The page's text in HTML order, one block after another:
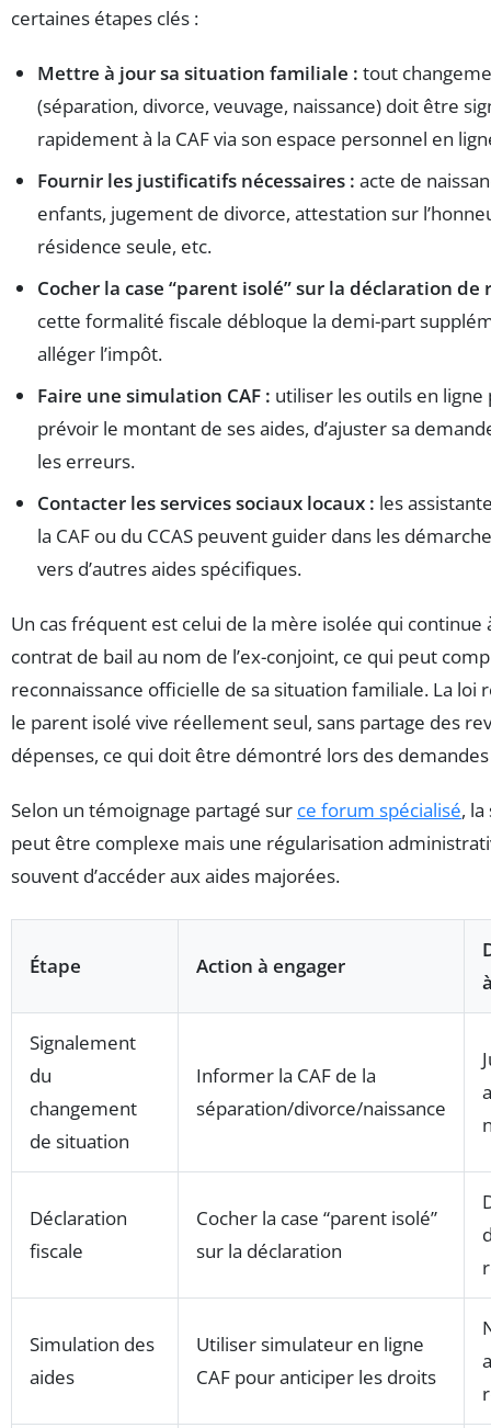
certaines étapes clés :
Mettre à jour sa situation familiale : tout
(séparation, divorce, veuvage, naissance) doit être
rapidement à la CAF via son espace personnel en
Fournir les justificatifs nécessaires : acte de
enfants, jugement de divorce, attestation sur
résidence seule, etc.
Cocher la case “parent isolé” sur la déclaration de
cette formalité fiscale débloque la demi-part
alléger l’impôt.
Faire une simulation CAF : utiliser les outils en
prévoir le montant de ses aides, d’ajuster sa
les erreurs.
Contacter les services sociaux locaux : les
la CAF ou du CCAS peuvent guider dans les
vers d’autres aides spécifiques.
Un cas fréquent est celui de la mère isolée qui continue
contrat de bail au nom de l’ex-conjoint, ce qui peut
reconnaissance officielle de sa situation familiale. La loi
le parent isolé vive réellement seul, sans partage des
dépenses, ce qui doit être démontré lors des demandes
Selon un témoignage partagé sur ce forum spécialisé,
peut être complexe mais une régularisation
souvent d’accéder aux aides majorées.
Étape Action à engager
Signalement
du
changement
de situation
Informer la CAF de la
séparation/divorce/naissance
Déclaration
fiscale
Cocher la case “parent isolé”
sur la déclaration
Simulation des
aides
Utiliser simulateur en ligne
CAF pour anticiper les droits